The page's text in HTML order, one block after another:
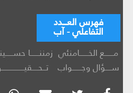
فهرس العـــدد
التفاعلي - آب
مــــــع الخــــــامنئي زمننــــــا
ســــؤال وجــــــواب